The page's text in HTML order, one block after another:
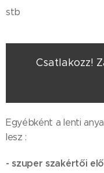
stb
Csatlakozz!
Egyébként a lenti
lesz :
- szuper szakértői